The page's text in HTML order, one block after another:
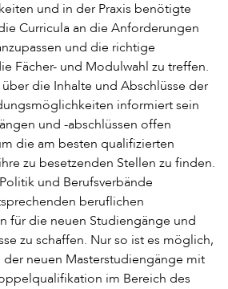
und in der Praxis benötigte
Curricula an die Anforderungen
und die richtige
Fächer- und Modulwahl zu treffen.
die Inhalte und Abschlüsse der
informiert sein
und -abschlüssen offen
die am besten qualifizierten
zu besetzenden Stellen zu finden.
und Berufsverbände
beruflichen
für die neuen Studiengänge und
zu schaffen. Nur so ist es möglich,
der neuen Masterstudiengänge mit
im Bereich des